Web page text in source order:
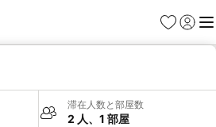
お気に入り
ログイ
メ
滞在人数と部屋数
2 人、1 部屋